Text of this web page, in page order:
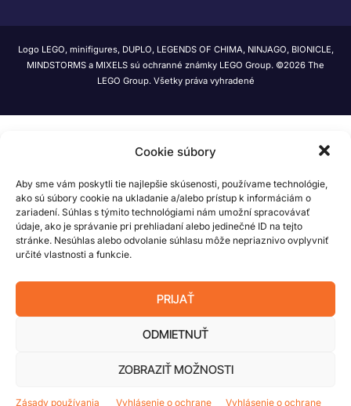
Cookie súbory
Aby sme vám poskytli tie najlepšie skúsenosti, používame technológie,
ako sú súbory cookie na ukladanie a/alebo prístup k informáciám o
zariadení. Súhlas s týmito technológiami nám umožní spracovávať
údaje, ako je správanie pri prehliadaní alebo jedinečné ID na tejto
stránke. Nesúhlas alebo odvolanie súhlasu môže nepriaznivo ovplyvniť
určité vlastnosti a funkcie.
PRIJAŤ
ODMIETNUŤ
ZOBRAZIŤ MOŽNOSTI
Zásady používania Vyhlásenie o ochrane Vyhlásenie o ochrane
Logo LEGO, minifigures, DUPLO, LEGENDS OF CHIMA, NINJAGO, BIONICLE,
MINDSTORMS a MIXELS sú ochranné známky LEGO Group. ©2026 The
LEGO Group. Všetky práva vyhradené